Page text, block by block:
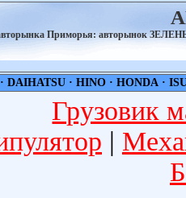
Приморья: авторынок
·DAIHATSU ·HINO ·HONDA ·
Грузовик
|